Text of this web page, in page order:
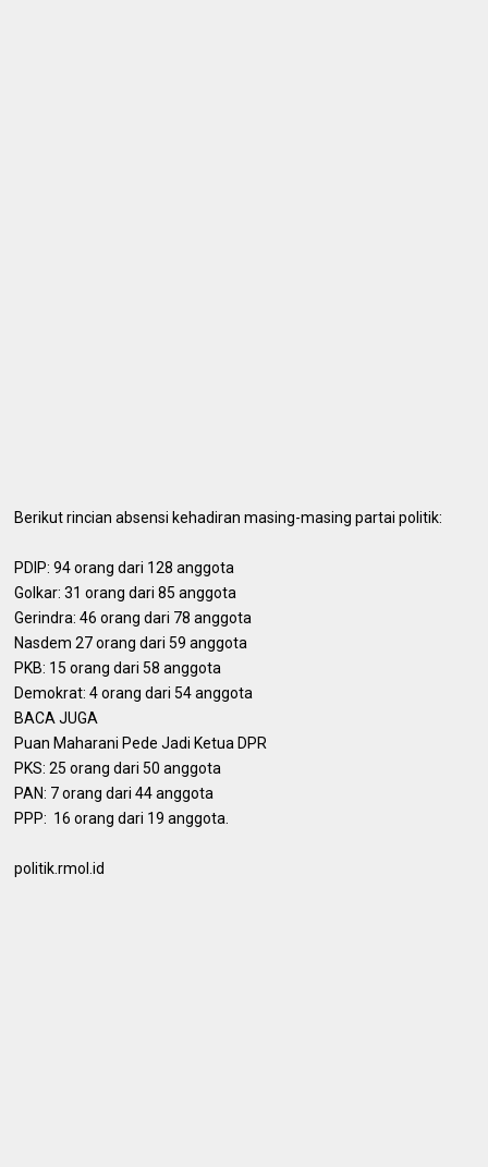
Berikut rincian absensi kehadiran masing-masing partai politik:
PDIP: 94 orang dari 128 anggota
Golkar: 31 orang dari 85 anggota
Gerindra: 46 orang dari 78 anggota
Nasdem 27 orang dari 59 anggota
PKB: 15 orang dari 58 anggota
Demokrat: 4 orang dari 54 anggota
BACA JUGA
Puan Maharani Pede Jadi Ketua DPR
PKS: 25 orang dari 50 anggota
PAN: 7 orang dari 44 anggota
PPP: 16 orang dari 19 anggota.
politik.rmol.id